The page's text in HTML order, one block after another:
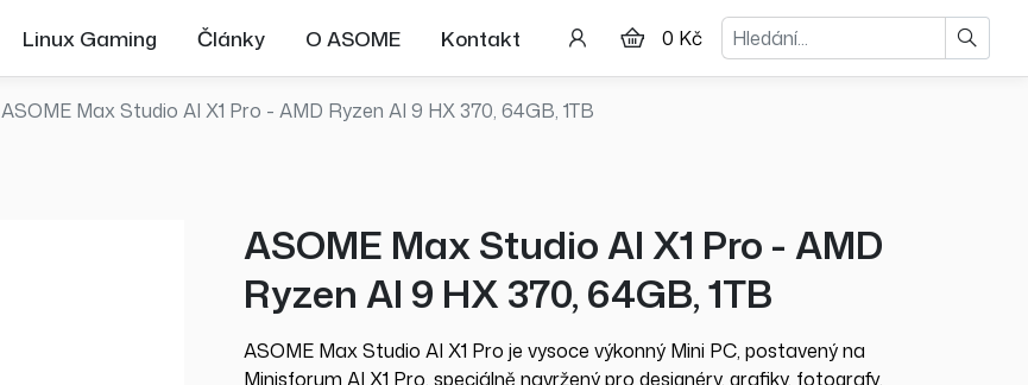
Linux Gaming Články O ASOME Kontakt 0 Kč Hledat
ASOME Max Studio AI X1 Pro - AMD Ryzen AI 9 HX 370, 64GB, 1TB
ASOME Max Studio AI X1 Pro - AMD
Ryzen AI 9 HX 370, 64GB, 1TB
ASOME Max Studio AI X1 Pro je vysoce výkonný Mini PC, postavený na
Minisforum AI X1 Pro, speciálně navržený pro designéry, grafiky, fotografy,